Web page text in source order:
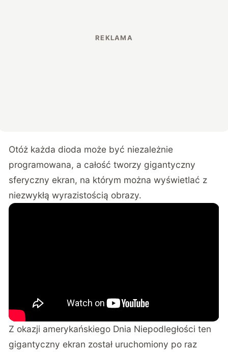
Otóż każda dioda może być niezależnie
programowana, a całość tworzy gigantyczny
sferyczny ekran, na którym można wyświetlać z
niezwykłą wyrazistością obrazy.
Z okazji amerykańskiego Dnia Niepodległości ten
gigantyczny ekran został uruchomiony po raz